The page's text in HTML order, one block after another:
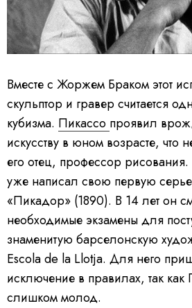
Вместе с Жоржем Браком этот
скульптор и гравер считается
кубизма. Пикассо проявил
искусству в юном возрасте, что
его отец, профессор
уже написал свою первую
«Пикадор» (1890). В 14 лет он
необходимые экзамены для
знаменитую барселонскую
Escola de la Llotja. Для него
исключение в правилах, так
слишком молод.